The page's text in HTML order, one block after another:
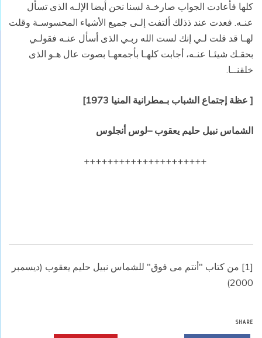
كلها فأعادت الجواب صارخـة لسنا نحن أيضا الإلـه الذى تسأل
عنـه. فعدت عند ذذلك ألتفت إلـى جميع الأشياء المحسوسـة وقلت
لهـا قد قلت لـي إنك لست الله ربـي الذى أسأل عنـه فقولـي
بحقـك شيئـا عنـه، أجابت كلهـا بأجمعهـا بصوت عال هـو الذى
خلقنــا.
[ عظة إجتماع الشباب بـمطرانية المنيا 1973]
الشماس نبيل حليم يعقوب –لوس أنجلوس
+++++++++++++++++++++
[1]
من كتاب "أنتم مى فوق" للشماس نبيل حليم يعقوب (ديسمبر
2000)
SHARE